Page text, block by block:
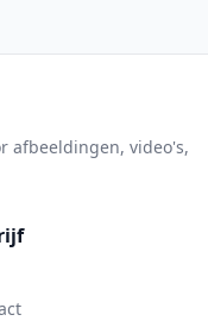
afbeeldingen, video's,